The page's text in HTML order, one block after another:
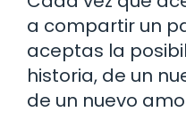
a compartir un
aceptas la
historia, de un
de un nuevo